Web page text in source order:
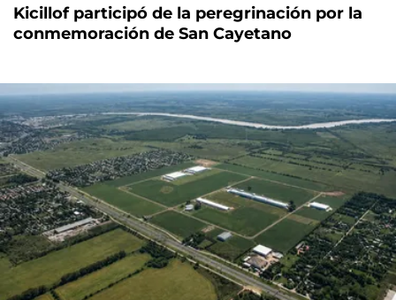
Kicillof participó de la peregrinación por la
conmemoración de San Cayetano